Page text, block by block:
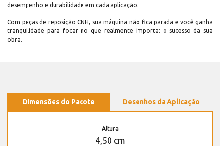
desempenho e durabilidade em cada aplicação.
Com peças de reposição CNH, sua máquina não fica parada e você ganha
tranquilidade para focar no que realmente importa: o sucesso da sua
obra.
Dimensões do Pacote Desenhos da Aplicação
Altura
4,50 cm